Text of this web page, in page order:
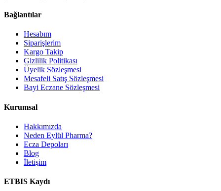
Bağlantılar
Hesabım
Siparişlerim
Kargo Takip
Gizlilik Politikası
Üyelik Sözleşmesi
Mesafeli Satış Sözleşmesi
Bayi Eczane Sözleşmesi
Kurumsal
Hakkımızda
Neden Eylül Pharma?
Ecza Depoları
Blog
İletişim
ETBIS Kaydı